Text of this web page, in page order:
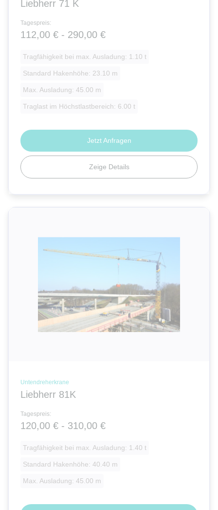
Liebherr 71 K
Tagespreis:
112,00 € - 290,00 €
Tragfähigkeit bei max. Ausladung: 1.10 t
Standard Hakenhöhe: 23.10 m
Max. Ausladung: 45.00 m
Traglast im Höchstlastbereich: 6.00 t
Zeige Details
Jetzt Anfragen
Untendreherkrane
Liebherr 81K
Tagespreis:
120,00 € - 310,00 €
Tragfähigkeit bei max. Ausladung: 1.40 t
Standard Hakenhöhe: 40.40 m
Max. Ausladung: 45.00 m